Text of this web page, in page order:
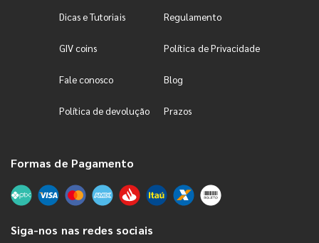
Dicas e Tutoriais Regulamento
GIV coins Política de Privacidade
Fale conosco Blog
Política de devolução Prazos
Formas de Pagamento
Siga-nos nas redes sociais